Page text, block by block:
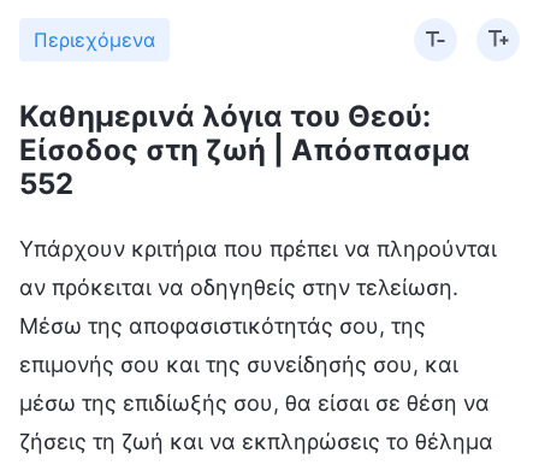
Περιεχόμενα
Καθημερινά λόγια του Θεού:
Είσοδος στη ζωή | Απόσπασμα
552
Υπάρχουν κριτήρια που πρέπει να πληρούνται
αν πρόκειται να οδηγηθείς στην τελείωση.
Μέσω της αποφασιστικότητάς σου, της
επιμονής σου και της συνείδησής σου, και
μέσω της επιδίωξής σου, θα είσαι σε θέση να
ζήσεις τη ζωή και να εκπληρώσεις το θέλημα